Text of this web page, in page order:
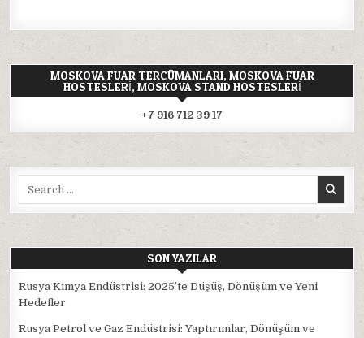
MOSKOVA FUAR TERCÜMANLARI, MOSKOVA FUAR
HOSTESLERI, MOSKOVA STAND HOSTESLERI
+7 916 712 39 17
SON YAZILAR
Rusya Kimya Endüstrisi: 2025’te Düşüş, Dönüşüm ve Yeni
Hedefler
Rusya Petrol ve Gaz Endüstrisi: Yaptırımlar, Dönüşüm ve